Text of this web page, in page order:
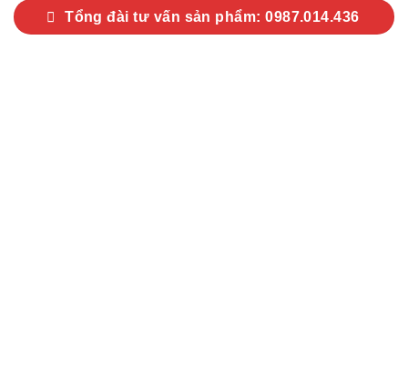
Tổng đài tư vấn sản phẩm: 0987.014.436